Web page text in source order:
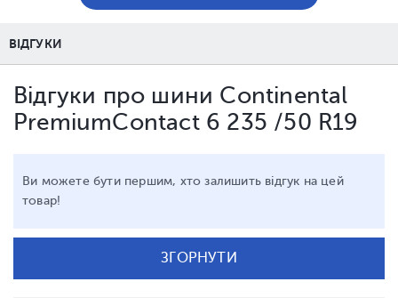
ВІДГУКИ
Відгуки про шини Continental
PremiumContact 6 235 /50 R19
Ви можете бути першим, хто залишить відгук на цей
товар!
ЗГОРНУТИ